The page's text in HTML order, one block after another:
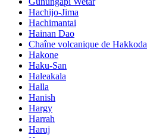
Hachijo-Jima
Hachimantai
Hainan Dao
Chaîne volcanique de Hakkoda
Hakone
Haku-San
Haleakala
Halla
Hanish
Hargy
Harrah
Haruj